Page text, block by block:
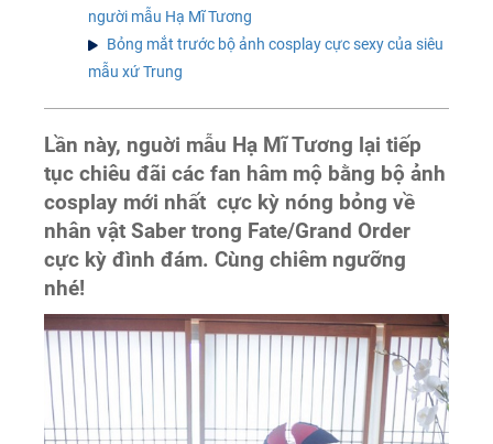
người mẫu Hạ Mĩ Tương
Bỏng mắt trước bộ ảnh cosplay cực sexy của siêu
mẫu xứ Trung
Lần này, nguời mẫu Hạ Mĩ Tương lại tiếp
tục chiêu đãi các fan hâm mộ bằng bộ ảnh
cosplay mới nhất cực kỳ nóng bỏng về
nhân vật Saber trong Fate/Grand Order
cực kỳ đình đám. Cùng chiêm ngưỡng
nhé!